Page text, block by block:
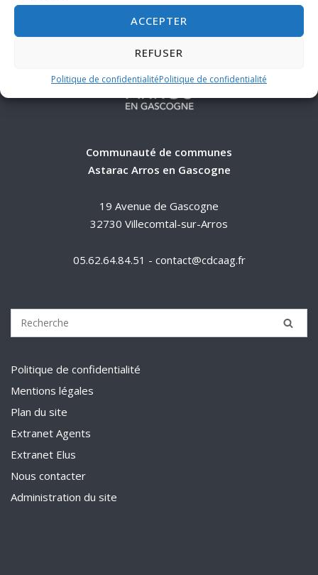
ACCEPTER
REFUSER
Politique de confidentialitéPolitique de confidentialité
Communauté de communes
Astarac Arros en Gascogne
19 Avenue de Gascogne
32730 Villecomtal-sur-Arros
05.62.64.84.51 - contact@cdcaag.fr
Politique de confidentialité
Mentions légales
Plan du site
Extranet Agents
Extranet Elus
Nous contacter
Administration du site